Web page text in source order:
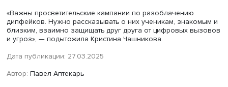
Кроме того, важно не оставлять в интернете свои
персональные данные. Чем меньше данных человека
Сети, тем ИИ сложнее: нейросеть учится на имеющихся
записях.
«Универсальный совет: если сомневаетесь, лучше